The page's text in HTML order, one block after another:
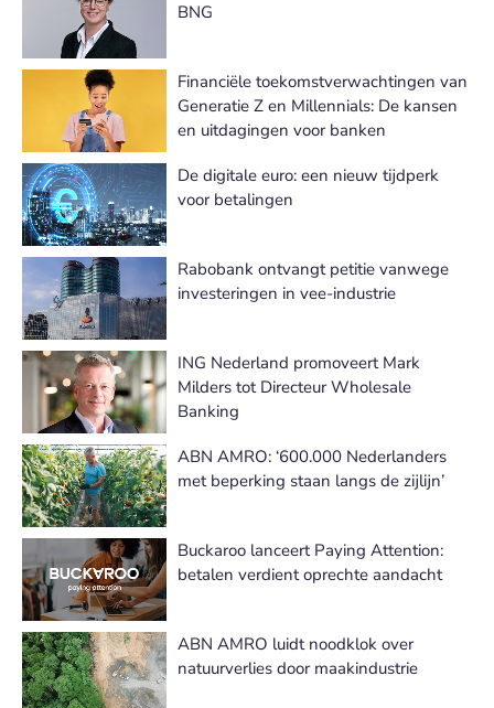
BNG
Financiële toekomstverwachtingen van
Generatie Z en Millennials: De kansen
en uitdagingen voor banken
De digitale euro: een nieuw tijdperk
voor betalingen
Rabobank ontvangt petitie vanwege
investeringen in vee-industrie
ING Nederland promoveert Mark
Milders tot Directeur Wholesale
Banking
ABN AMRO: ‘600.000 Nederlanders
met beperking staan langs de zijlijn’
Buckaroo lanceert Paying Attention:
betalen verdient oprechte aandacht
ABN AMRO luidt noodklok over
natuurverlies door maakindustrie